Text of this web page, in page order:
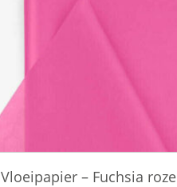
Vloeipapier – Fuchsia roze